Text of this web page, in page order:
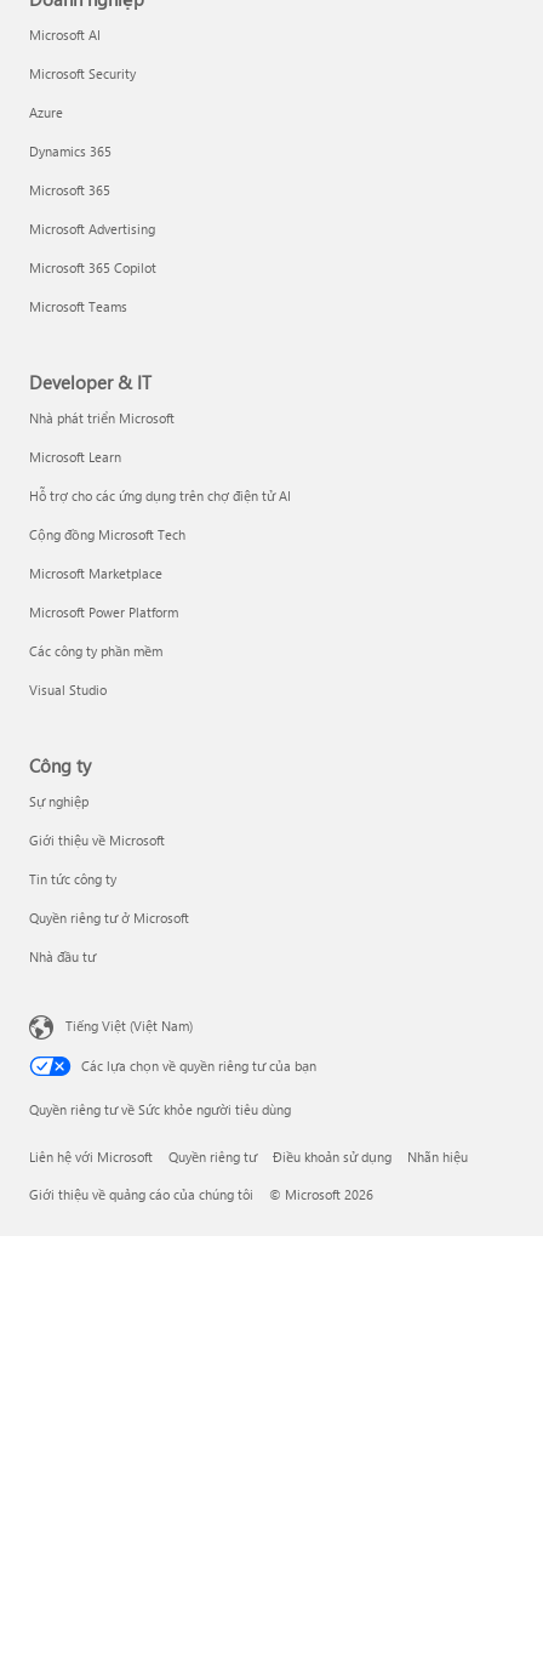
Microsoft AI
Microsoft Security
Azure
Dynamics 365
Microsoft 365
Microsoft Advertising
Microsoft 365 Copilot
Microsoft Teams
Developer & IT
Nhà phát triển Microsoft
Microsoft Learn
Hỗ trợ cho các ứng dụng trên chợ điện tử AI
Cộng đồng Microsoft Tech
Microsoft Marketplace
Microsoft Power Platform
Các công ty phần mềm
Visual Studio
Công ty
Sự nghiệp
Giới thiệu về Microsoft
Tin tức công ty
Quyền riêng tư ở Microsoft
Nhà đầu tư
Tiếng Việt (Việt Nam)
Các lựa chọn về quyền riêng tư của bạn
Quyền riêng tư về Sức khỏe người tiêu dùng
Liên hệ với Microsoft Quyền riêng tư Điều khoản sử dụng Nhãn hiệu
Giới thiệu về quảng cáo của chúng tôi © Microsoft 2026